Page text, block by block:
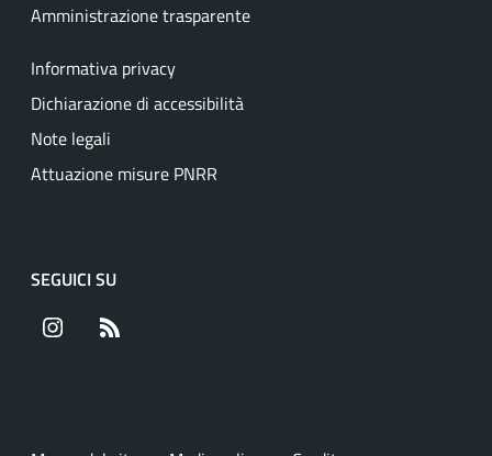
Amministrazione trasparente
Informativa privacy
Dichiarazione di accessibilità
Note legali
Attuazione misure PNRR
SEGUICI SU
Instagram